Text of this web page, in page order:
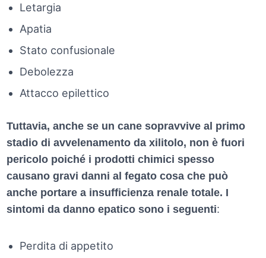
Letargia
Apatia
Stato confusionale
Debolezza
Attacco epilettico
Tuttavia, anche se un cane sopravvive al primo
stadio di avvelenamento da xilitolo, non è fuori
pericolo poiché i prodotti chimici spesso
causano gravi danni al fegato cosa che può
anche portare a insufficienza renale totale. I
sintomi da danno epatico sono i seguenti:
Perdita di appetito